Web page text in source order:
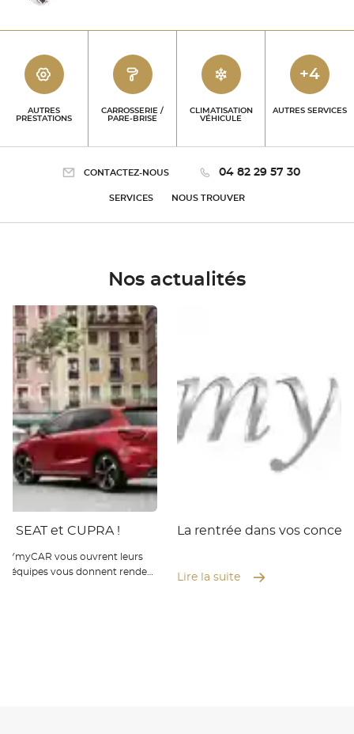
AUTRES
PRESTATIONS
CARROSSERIE /
PARE-BRISE
CLIMATISATION
VÉHICULE
+4
AUTRES SERVICES
SERVICES NOUS TROUVER
CONTACTEZ-NOUS 04 82 29 57 30
Nos actualités
SEAT et CUPRA !
BYmyCAR vous ouvrent leurs
équipes vous donnent rendez-
La rentrée dans vos
Lire la suite